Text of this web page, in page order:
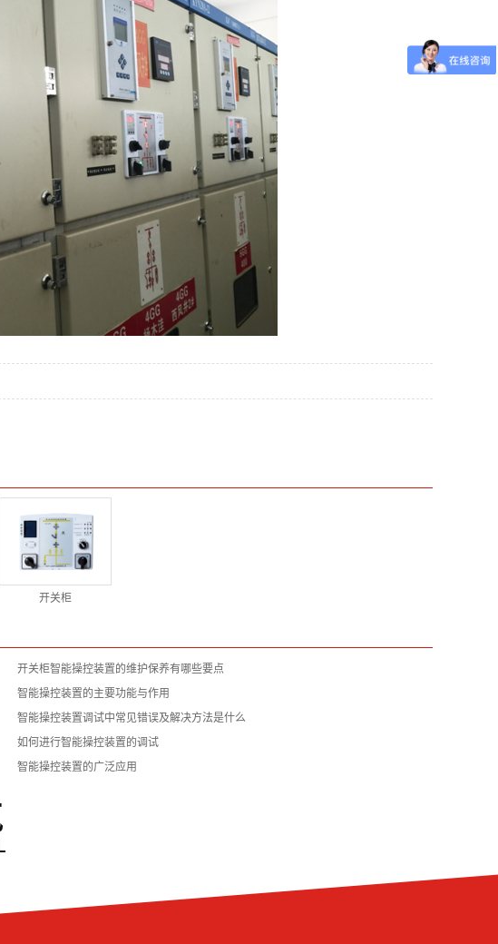
开关柜
开关柜智能操控装置的维护保养有哪些要点
智能操控装置的主要功能与作用
智能操控装置调试中常见错误及解决方法是什么
如何进行智能操控装置的调试
智能操控装置的广泛应用